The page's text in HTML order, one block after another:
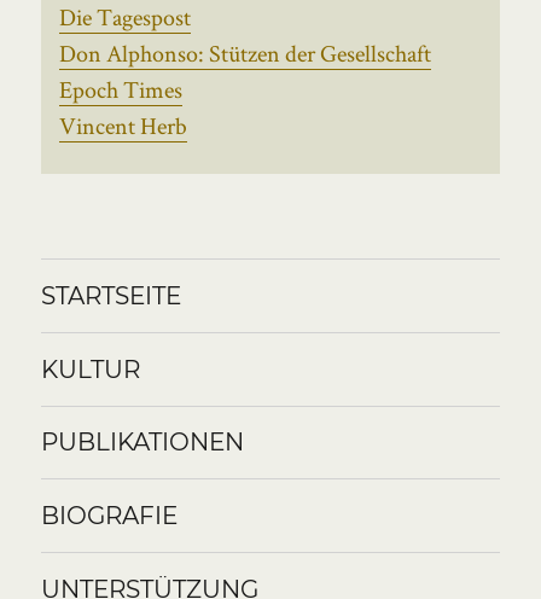
Die Tagespost
Don Alphonso: Stützen der Gesellschaft
Epoch Times
Vincent Herb
STARTSEITE
KULTUR
PUBLIKATIONEN
BIOGRAFIE
UNTERSTÜTZUNG